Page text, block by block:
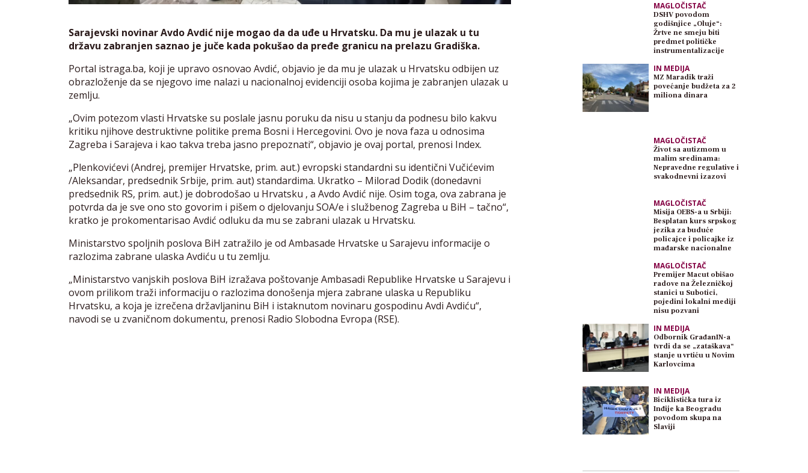
Sarajevski novinar Avdo Avdić nije mogao da da uđe u Hrvatsku. Da mu je ulazak u tu
državu zabranjen saznao je juče kada pokušao da pređe granicu na prelazu Gradiška.
Portal istraga.ba, koji je upravo osnovao Avdić, objavio je da mu je ulazak u Hrvatsku odbijen uz
obrazloženje da se njegovo ime nalazi u nacionalnoj evidenciji osoba kojima je zabranjen ulazak u
zemlju.
„Ovim potezom vlasti Hrvatske su poslale jasnu poruku da nisu u stanju da podnesu bilo kakvu
kritiku njihove destruktivne politike prema Bosni i Hercegovini. Ovo je nova faza u odnosima
Zagreba i Sarajeva i kao takva treba jasno prepoznati“, objavio je ovaj portal, prenosi Index.
„Plenkovićevi (Andrej, premijer Hrvatske, prim. aut.) evropski standardni su identični Vučićevim
/Aleksandar, predsednik Srbije, prim. aut) standardima. Ukratko – Milorad Dodik (donedavni
predsednik RS, prim. aut.) je dobrodošao u Hrvatsku , a Avdo Avdić nije. Osim toga, ova zabrana je
potvrda da je sve ono sto govorim i pišem o djelovanju SOA/e i službenog Zagreba u BiH – tačno“,
kratko je prokomentarisao Avdić odluku da mu se zabrani ulazak u Hrvatsku.
Ministarstvo spoljnih poslova BiH zatražilo je od Ambasade Hrvatske u Sarajevu informacije o
razlozima zabrane ulaska Avdiću u tu zemlju.
„Ministarstvo vanjskih poslova BiH izražava poštovanje Ambasadi Republike Hrvatske u Sarajevu i
ovom prilikom traži informaciju o razlozima donošenja mjera zabrane ulaska u Republiku
Hrvatsku, a koja je izrečena državljaninu BiH i istaknutom novinaru gospodinu Avdi Avdiću“,
navodi se u zvaničnom dokumentu, prenosi Radio Slobodna Evropa (RSE).
MAGLOČISTAČ
DSHV povodom
godišnjice „Oluje“:
Žrtve ne smeju biti
predmet političke
instrumentalizacije
IN MEDIJA
MZ Maradik traži
povećanje budžeta za 2
miliona dinara
MAGLOČISTAČ
Život sa autizmom u
malim sredinama:
Nepravedne regulative i
svakodnevni izazovi
MAGLOČISTAČ
Misija OEBS-a u Srbiji:
Besplatan kurs srpskog
jezika za buduće
policajce i policajke iz
mađarske nacionalne
MAGLOČISTAČ
Premijer Macut obišao
radove na Železničkoj
stanici u Subotici,
pojedini lokalni mediji
nisu pozvani
IN MEDIJA
Odbornik GrađanIN-a
tvrdi da se „zataškava“
stanje u vrtiću u Novim
Karlovcima
IN MEDIJA
Biciklistička tura iz
Inđije ka Beogradu
povodom skupa na
Slaviji